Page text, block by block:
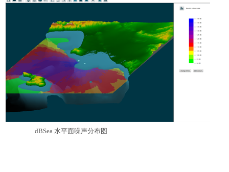
dBSea 水平面噪声分布图